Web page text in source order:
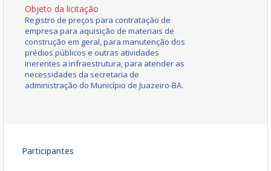
Objeto da licitação
Registro de preços para contratação de
empresa para aquisição de materiais de
construção em geral, para manutenção dos
prédios públicos e outras atividades
inerentes a infraestrutura, para atender as
necessidades da secretaria de
administração do Município de Juazeiro-BA.
Participantes